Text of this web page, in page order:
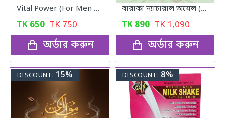
Vital Power (For Men & Woman)
TK 650 TK750
অর্ডার করুন
বারাকা ন্যাচারাল অয়েল (Baraka Natural oil) – 120 মিলি
TK 890 TK1,090
অর্ডার করুন
DISCOUNT: 15% DISCOUNT: 8%